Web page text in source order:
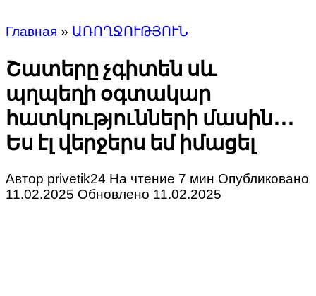
Главная » ԱՌՈՂՋՈՒԹՅՈՒՆ
Շատերը չգիտեն սև
պղպեղի օգտակար
հատկությունների մասին․․․
Ես էլ վերջերս եմ իմացել
Автор privetik24 На чтение 7 мин Опубликовано
11.02.2025 Обновлено 11.02.2025